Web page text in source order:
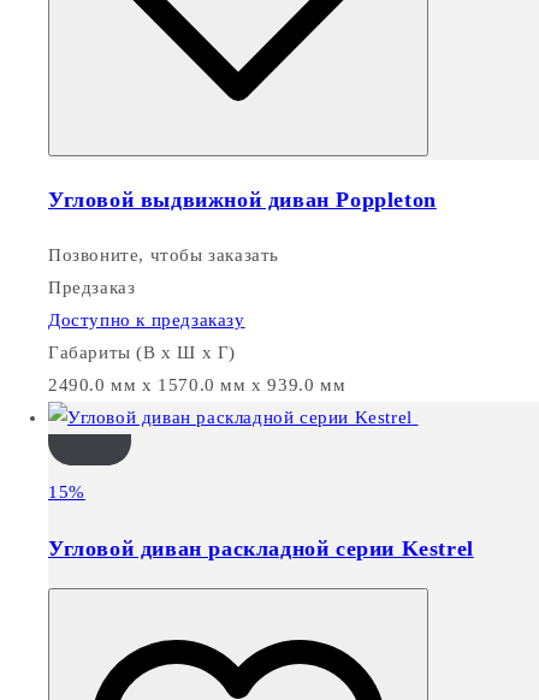
Угловой выдвижной диван Poppleton
Позвоните, чтобы заказать
Предзаказ
Доступно к предзаказу
Габариты (В х Ш х Г)
2490.0 мм x 1570.0 мм x 939.0 мм
15%
Угловой диван раскладной серии Kestrel